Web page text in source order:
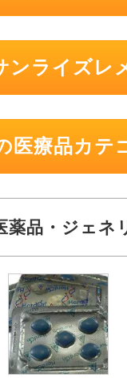
ンライズレ
医療品カテ
薬品・ジェネ